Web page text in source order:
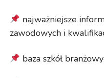
najważniejsze
zawodowych i
baza szkół